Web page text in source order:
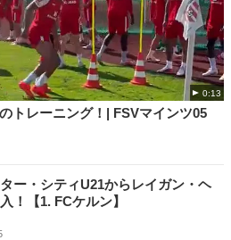
0:13
トレーニング！| FSVマインツ05
ー・シティU21からレイガン・ヘ
！【1. FCケルン】